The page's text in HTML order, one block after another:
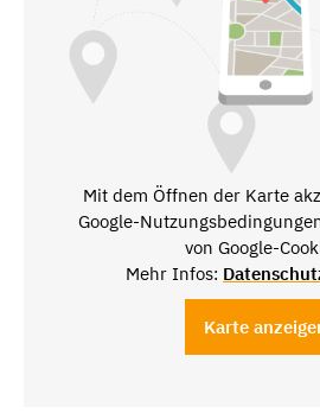
Mit dem Öffnen der Karte
Google-
von Google-
Mehr Infos:
Karte